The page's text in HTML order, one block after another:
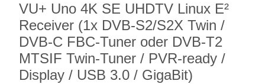
VU+ Uno 4K SE UHDTV Linux E²
Receiver (1x DVB-S2/S2X Twin /
DVB-C FBC-Tuner oder DVB-T2
MTSIF Twin-Tuner / PVR-ready /
Display / USB 3.0 / GigaBit)